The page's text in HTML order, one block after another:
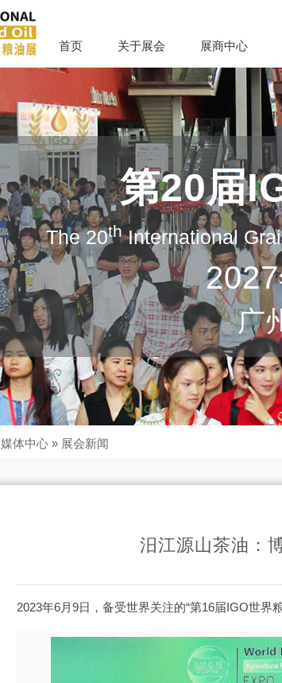
首页 关于展会 展商中心
第20届
The 20thInternational
广
媒体中心 » 展会新闻
汨江源山茶油：
2023年6月9日，备受世界关注的“第16届IGO世界